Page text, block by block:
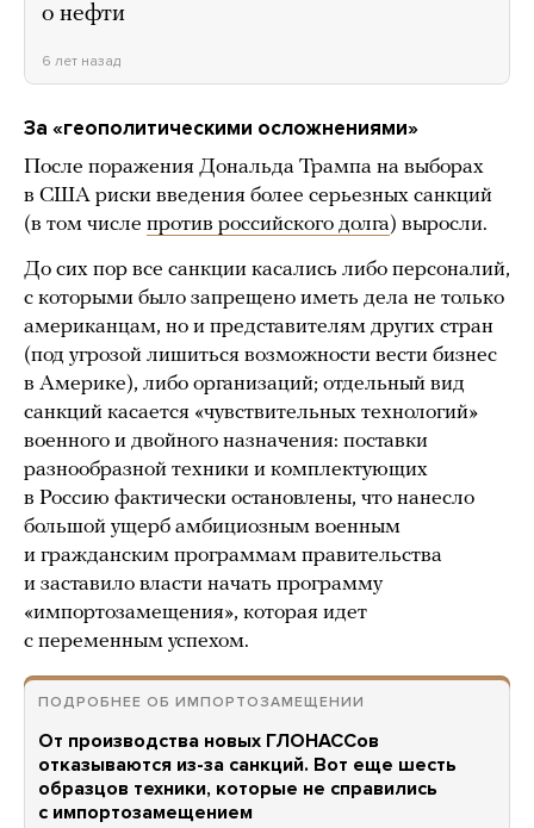
о нефти
6 лет назад
За «геополитическими осложнениями»
После поражения Дональда Трампа на выборах
в США риски введения более серьезных санкций
(в том числе против российского долга) выросли.
До сих пор все санкции касались либо персоналий,
с которыми было запрещено иметь дела не только
американцам, но и представителям других стран
(под угрозой лишиться возможности вести бизнес
в Америке), либо организаций; отдельный вид
санкций касается «чувствительных технологий»
военного и двойного назначения: поставки
разнообразной техники и комплектующих
в Россию фактически остановлены, что нанесло
большой ущерб амбициозным военным
и гражданским программам правительства
и заставило власти начать программу
«импортозамещения», которая идет
с переменным успехом.
ПОДРОБНЕЕ ОБ ИМПОРТОЗАМЕЩЕНИИ
От производства новых ГЛОНАССов
отказываются из-за санкций. Вот еще шесть
образцов техники, которые не справились
с импортозамещением